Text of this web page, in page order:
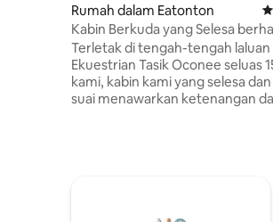
Rumah dalam Eatonton
Kabin Berkuda yang Selesa
Tasik
Terletak di tengah-tengah laluan
Ekuestrian Tasik Oconee seluas
kami, kabin kami yang selesa
suai menawarkan ketenangan
privasi. Hanya beberapa minit
Oconee, padang golf Great
janji temu), mendaki denai